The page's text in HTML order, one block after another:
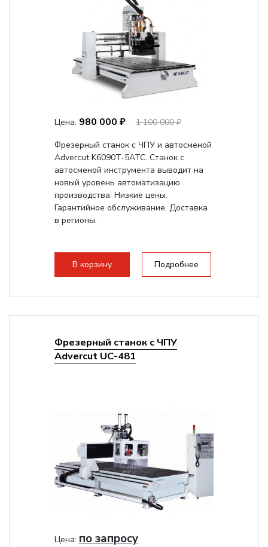
Цена: 980 000 ₽
1 100 000 ₽
Фрезерный станок с ЧПУ и автосменой
Advercut K6090T-5ATC. Станок с
автосменой инструмента выводит на
новый уровень автоматизацию
производства. Низкие цены.
Гарантийное обслуживание. Доставка
в регионы.
В корзину Подробнее
Фрезерный станок с ЧПУ
Advercut UС-481
Цена: по запросу